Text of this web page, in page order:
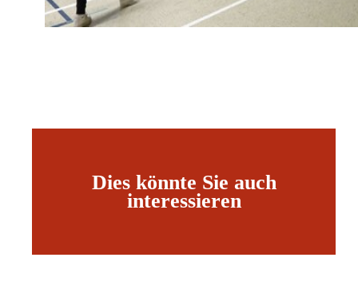
Dies könnte Sie auch
interessieren